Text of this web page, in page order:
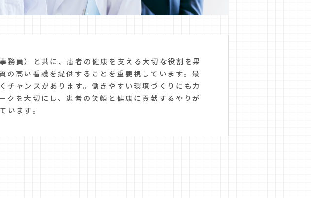
務員）と共に、患者の健康を支える大切な役割を果
の高い看護を提供することを重要視しています。最
チャンスがあります。働きやすい環境づくりにも力
クを大切にし、患者の笑顔と健康に貢献するやりが
います。